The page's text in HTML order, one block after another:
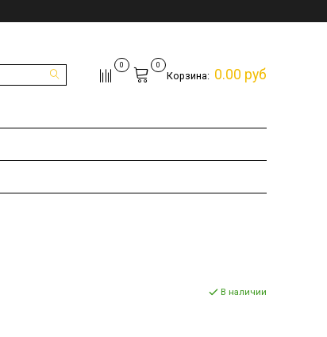
0 0
Корзина: 0.00 руб
В наличии